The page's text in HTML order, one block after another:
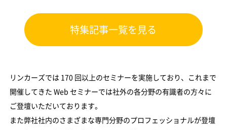
特集記事一覧を見る
リンカーズでは 170 回以上のセミナーを実施しており、これまで
開催してきた Web セミナーでは社外の各分野の有識者の方々に
ご登壇いただいております。
また弊社社内のさまざまな専門分野のプロフェッショナルが登壇